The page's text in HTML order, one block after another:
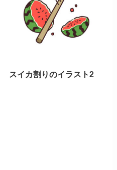
スイカ割りのイラスト2